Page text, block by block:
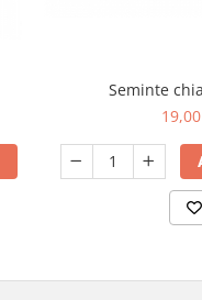
Seminte